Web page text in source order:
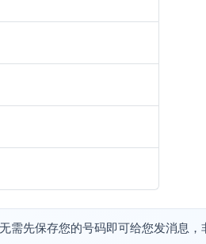
先保存您的号码即可给您发消息，